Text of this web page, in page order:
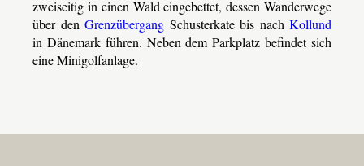
zweiseitig in einen Wald eingebettet, dessen Wanderwege
über den Grenzübergang Schusterkate bis nach Kollund
in Dänemark führen. Neben dem Parkplatz befindet sich
eine Minigolfanlage.